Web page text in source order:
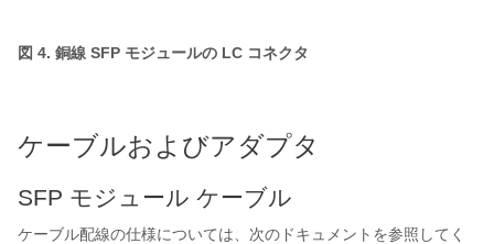
図 4. 銅線 SFP モジュールの LC コネクタ
ケーブルおよびアダプタ
SFP モジュール ケーブル
ケーブル配線の仕様については、次のドキュメントを参照してく